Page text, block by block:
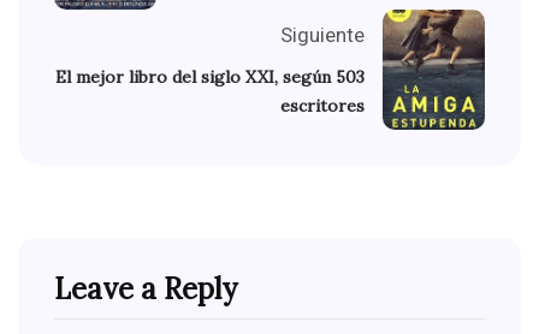
Siguiente
El mejor libro del siglo XXI, según 503
escritores
Leave a Reply